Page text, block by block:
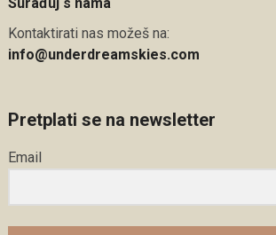
Kontaktirati nas možeš na:
info@underdreamskies.com
Pretplati se na newsletter
Email